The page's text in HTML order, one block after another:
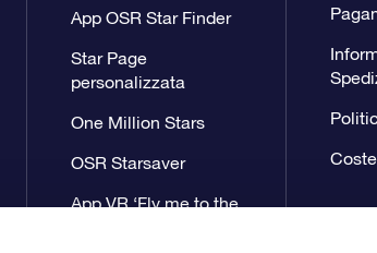
App OSR Star Finder
Star Page
personalizzata
One Million Stars
OSR Starsaver
App VR ‘Fly me to the